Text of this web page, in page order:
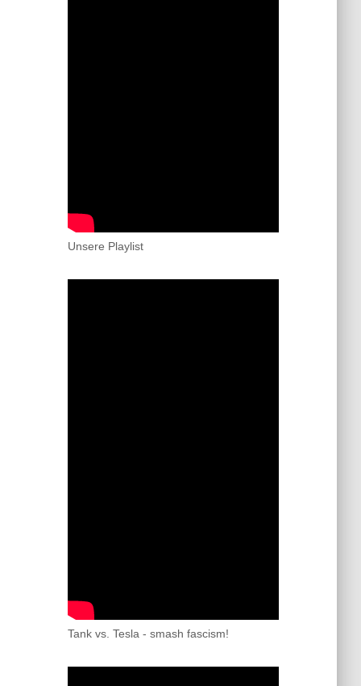
Unsere Playlist
Tank vs. Tesla - smash fascism!